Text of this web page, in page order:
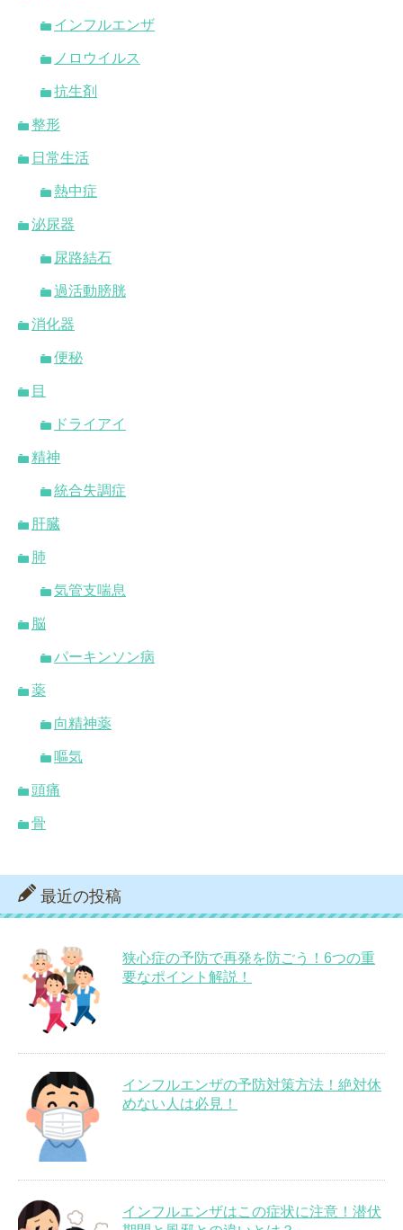
インフルエンザ
ノロウイルス
抗生剤
整形
日常生活
熱中症
泌尿器
尿路結石
過活動膀胱
消化器
便秘
目
ドライアイ
精神
統合失調症
肝臓
肺
気管支喘息
脳
パーキンソン病
薬
向精神薬
嘔気
頭痛
骨
最近の投稿
狭心症の予防で再発を防ごう！6つの重
要なポイント解説！
インフルエンザの予防対策方法！絶対休
めない人は必見！
インフルエンザはこの症状に注意！潜伏